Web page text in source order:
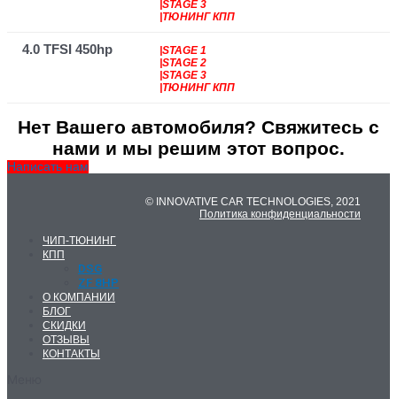
|STAGE 3
|ТЮНИНГ КПП
4.0 TFSI 450hp
|STAGE 1
|STAGE 2
|STAGE 3
|ТЮНИНГ КПП
Нет Вашего автомобиля? Свяжитесь с
нами и мы решим этот вопрос.
Написать нам
© INNOVATIVE CAR TECHNOLOGIES, 2021
Политика конфиденциальности
ЧИП-ТЮНИНГ
КПП
DSG
ZF 8HP
О КОМПАНИИ
БЛОГ
СКИДКИ
ОТЗЫВЫ
КОНТАКТЫ